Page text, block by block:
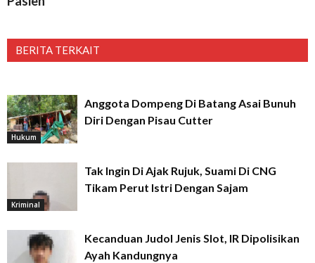
BERITA TERKAIT
Hukum
Anggota Dompeng Di Batang Asai Bunuh
Diri Dengan Pisau Cutter
Kriminal
Tak Ingin Di Ajak Rujuk, Suami Di CNG
Tikam Perut Istri Dengan Sajam
Kecanduan Judol Jenis Slot, IR Dipolisikan
Ayah Kandungnya